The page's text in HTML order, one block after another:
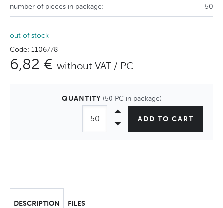
number of pieces in package: 50
out of stock
Code: 1106778
6,82 € without VAT / PC
QUANTITY (50 PC in package)
ADD TO CART
DESCRIPTION FILES